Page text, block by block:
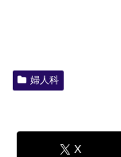
婦人科
X